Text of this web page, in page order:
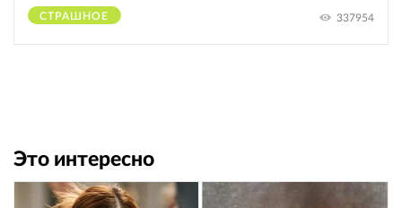
СТРАШНОЕ 337954
Это интересно